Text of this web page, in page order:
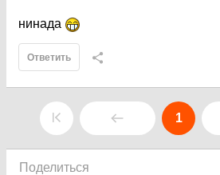
нинада
Ответить
1
Поделиться